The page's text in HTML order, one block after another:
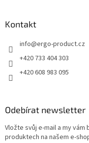
Kontakt
info@ergo-product.cz
+420 733 404 303
+420 608 983 095
Odebírat newsletter
Vložte svůj e-mail a my
produktech na našem e-